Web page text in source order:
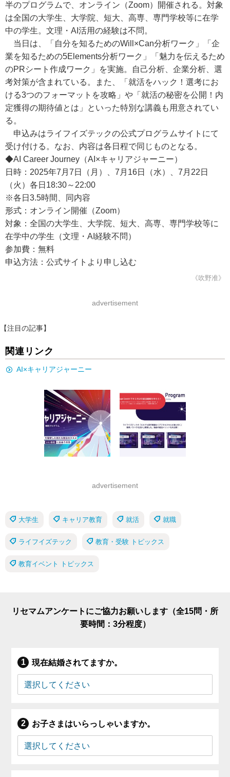
半のプログラムで、オンライン（Zoom）開催される。対象
は全国の大学生、大学院、短大、高専、専門学校等に在学
中の学生。文理・AI活用の経験は不問。
当日は、「自分を知るためのWill×Can分析ワーク」「企
業を知るための5Elements分析ワーク」「魅力を伝えるため
のPRシート作成ワーク」を実施。自己分析、企業分析、選
考対策が含まれている。また、「就活をハック！選考にお
ける3つのフォーマットを攻略」や「就活の秘密を公開！内
定獲得の期待値とは」といった特別な講義も用意されてい
る。
申込みはライフイズテックの公式プログラムサイトにて
受け付ける。なお、内容は各日程で同じものとなる。
◆AI Career Journey（AI×キャリアジャーニー）
日時：2025年7月7日（月）、7月16日（水）、7月22日
（火）各日18:30～22:00
※各日3.5時間、同内容
形式：オンライン開催（Zoom）
対象：全国の大学生、大学院、短大、高専、専門学校等に
在学中の学生（文理・AI経験不問）
参加費：無料
申込方法：公式サイトより申し込む
《吹野准》
advertisement
【注目の記事】
関連リンク
AI×キャリアジャーニー
advertisement
大学生 キャリア教育 就活 就職
ライフイズテック 教育・受験 トピックス
教育イベント トピックス
リセマムアンケートにご協力お願いします（全15問・所
要時間：3分程度）
現在結婚されてますか。
お子さまはいらっしゃいますか。